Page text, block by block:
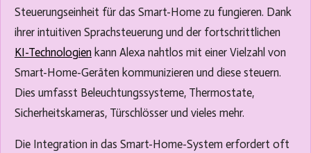
Steuerungseinheit für das Smart-Home zu fungieren. Dank
ihrer intuitiven Sprachsteuerung und der fortschrittlichen
KI-Technologien kann Alexa nahtlos mit einer Vielzahl von
Smart-Home-Geräten kommunizieren und diese steuern.
Dies umfasst Beleuchtungssysteme, Thermostate,
Sicherheitskameras, Türschlösser und vieles mehr.
Die Integration in das Smart-Home-System erfordert oft